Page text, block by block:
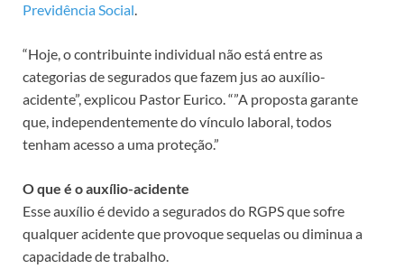
Previdência Social.
“Hoje, o contribuinte individual não está entre as
categorias de segurados que fazem jus ao auxílio-
acidente”, explicou Pastor Eurico. “”A proposta garante
que, independentemente do vínculo laboral, todos
tenham acesso a uma proteção.”
O que é o auxílio-acidente
Esse auxílio é devido a segurados do RGPS que sofre
qualquer acidente que provoque sequelas ou diminua a
capacidade de trabalho.